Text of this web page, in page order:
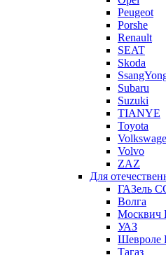
Peugeot
Porshe
Renault
SEAT
Skoda
Subaru
Suzuki
TIANYE
Toyota
Volvo
ZAZ
Для
ГАЗель
Волга
УАЗ
Шевроле
Тагаз